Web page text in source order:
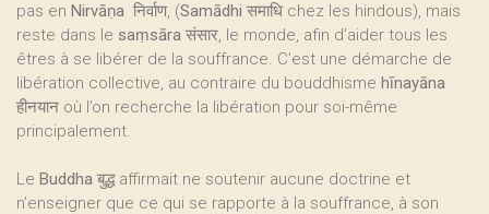
pas en Nirvāṇa ‎ ‎निर्वाण, (Samādhi समाधि chez les hindous), mais
reste dans le saṃsāra संसार, le monde, afin d’aider tous les
êtres à se libérer de la souffrance. C’est une démarche de
libération collective, au contraire du bouddhisme hīnayāna
हीनयान où l’on recherche la libération pour soi-même
principalement.
Le Buddha बुद्ध affirmait ne soutenir aucune doctrine et
n’enseigner que ce qui se rapporte à la souffrance, à son